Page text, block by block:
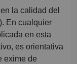
la calidad del
En cualquier
en esta
es orientativa
exime de